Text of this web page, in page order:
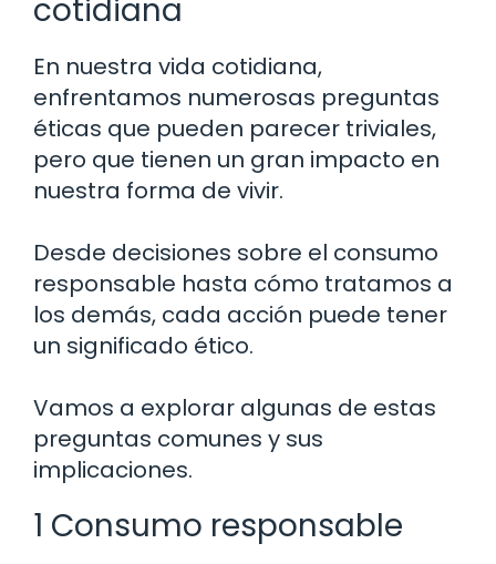
cotidiana
En nuestra vida cotidiana,
enfrentamos numerosas preguntas
éticas que pueden parecer triviales,
pero que tienen un gran impacto en
nuestra forma de vivir.
Desde decisiones sobre el consumo
responsable hasta cómo tratamos a
los demás, cada acción puede tener
un significado ético.
Vamos a explorar algunas de estas
preguntas comunes y sus
implicaciones.
1 Consumo responsable